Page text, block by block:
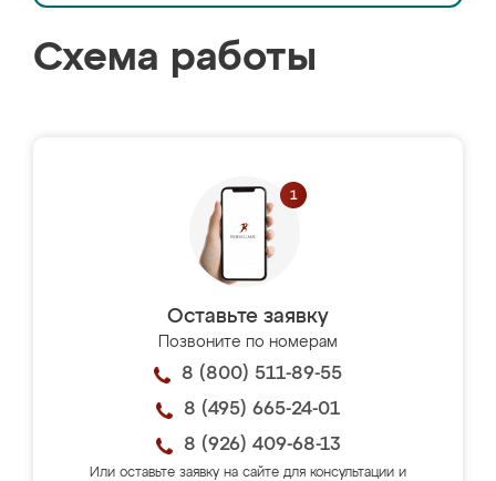
Схема работы
Оставьте заявку
Позвоните по номерам
8 (800) 511-89-55
8 (495) 665-24-01
8 (926) 409-68-13
Или оставьте заявку на сайте для консультации и